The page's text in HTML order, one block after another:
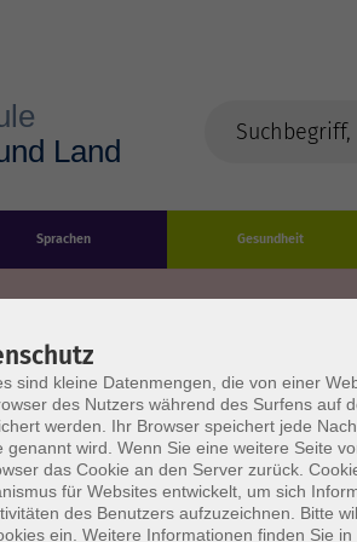
Sprachen Gesundheit
Impressum
sind kleine Datenmengen, die von einer
des Nutzers während des Surfens auf
werden. Ihr Browser speichert jede
genannt wird. Wenn Sie eine weitere Seite
das Cookie an den Server zurück.
für Websites entwickelt, um sich
des Benutzers aufzuzeichnen. Bitte
ein. Weitere Informationen finden Sie in